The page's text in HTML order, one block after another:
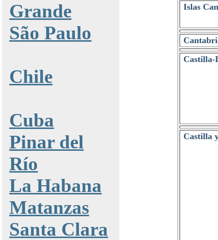
Grande
São Paulo
Chile
Cuba
Pinar del
Río
La Habana
Matanzas
Santa Clara
Islas
Castilla-
Castilla